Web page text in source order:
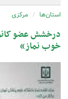
استان‌ها مرکزی
درخشش عضو
خوب نماز»